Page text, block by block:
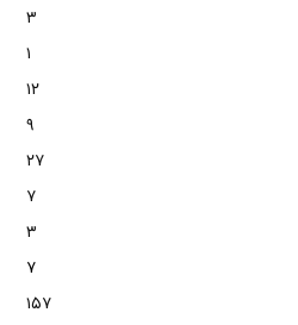
۳
۱
۱۲
۹
۲۷
۷
۳
۷
۱۵۷